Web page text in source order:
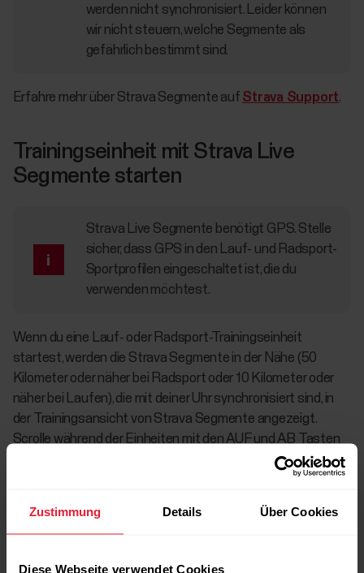
Zustimmung Details Über Cookies
Diese Webseite verwendet Cookies
werden nicht synchronisiert. Leider können
wir nicht steuern, welche Segmente als
gefährlich bestimmt sind.
Erfahre mehr über Strava Segmente auf Strava Support.
Trainingseinheit mit Strava Live
Segmente starten
Strava Live Segmente benötigt GPS. Stelle
sicher, dass GPS in den Lauf- und Radsport-
Sportprofilen eingeschaltet ist, die du
verwenden möchtest.
Wenn du eine Lauf- oder Radsport-Trainingseinheit
startest, werden die Strava Segmente in der Nähe (50
Kilometer oder näher bei Radsport oder 10 Kilometer oder
näher bei Laufen), die mit deiner Uhr synchronisiert sind, in
der Trainingsansicht von Strava Segmente angezeigt.
Scrolle während der Einheiten mit den AUF und AB Tasten